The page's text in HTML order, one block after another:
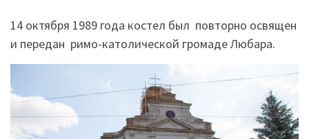
14 октября 1989 года костел был повторно освящен
и передан римо-католической громаде Любара.